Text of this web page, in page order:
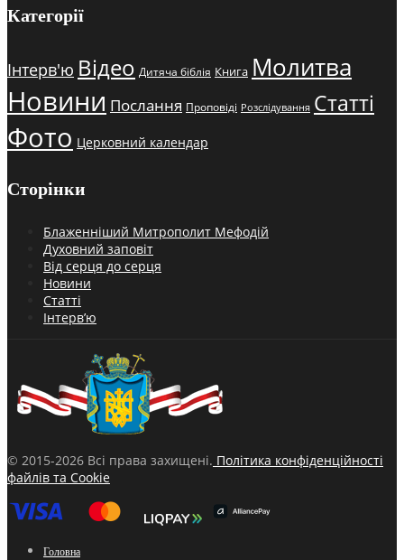
Категорії
Інтерв'ю Відео Дитяча біблія Книга Молитва
Новини Послання Проповіді Розслідування Статті
Фото Церковний календар
Сторінки
Блаженніший Митрополит Мефодій
Духовний заповіт
Від серця до серця
Новини
Статті
Інтерв’ю
© 2015-2026 Всі права захищені. Політика конфіденційності
файлів та Cookie
Головна